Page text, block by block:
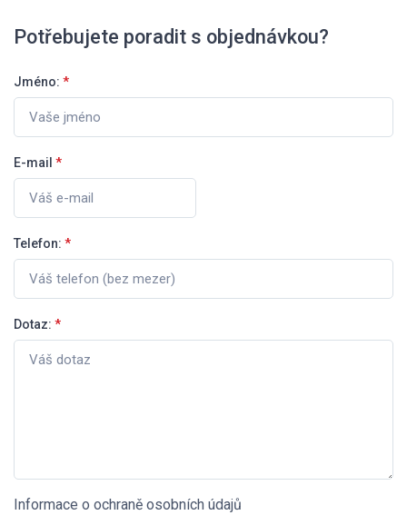
Potřebujete poradit s objednávkou?
Jméno: *
E-mail *
Telefon: *
Dotaz: *
Informace o ochraně osobních údajů